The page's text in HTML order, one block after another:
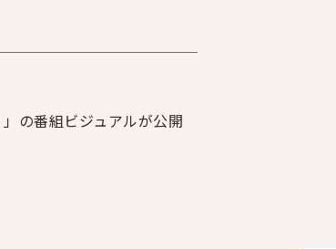
の番組ビジュアルが公開